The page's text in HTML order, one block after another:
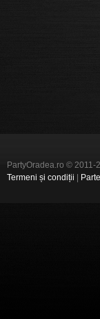
PartyOradea.ro © 2011-
Termeni și condiții